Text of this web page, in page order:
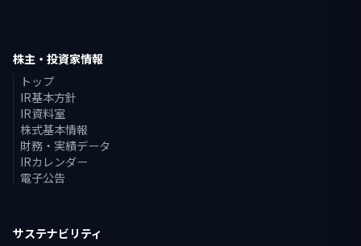
株主・投資家情報
トップ
IR基本方針
IR資料室
株式基本情報
財務・実績データ
IRカレンダー
電子公告
サステナビリティ